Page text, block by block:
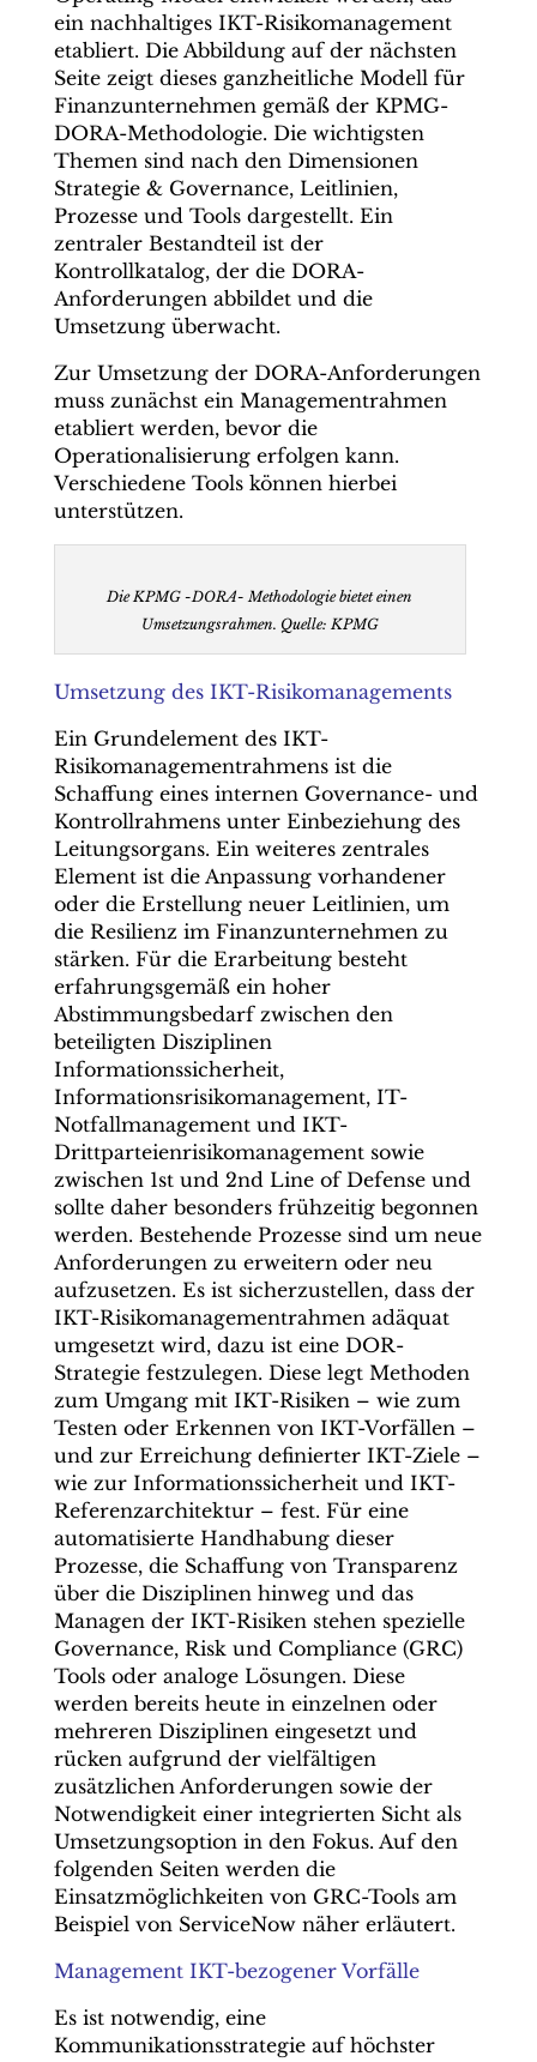
ein nachhaltiges IKT-Risikomanagement
etabliert. Die Abbildung auf der nächsten
Seite zeigt dieses ganzheitliche Modell für
Finanzunternehmen gemäß der KPMG-
DORA-Methodologie. Die wichtigsten
Themen sind nach den Dimensionen
Strategie & Governance, Leitlinien,
Prozesse und Tools dargestellt. Ein
zentraler Bestandteil ist der
Kontrollkatalog, der die DORA-
Anforderungen abbildet und die
Umsetzung überwacht.
Zur Umsetzung der DORA-Anforderungen
muss zunächst ein Managementrahmen
etabliert werden, bevor die
Operationalisierung erfolgen kann.
Verschiedene Tools können hierbei
unterstützen.
Die KPMG -DORA- Methodologie bietet einen
Umsetzungsrahmen. Quelle: KPMG
Umsetzung des IKT-Risikomanagements
Ein Grundelement des IKT-
Risikomanagementrahmens ist die
Schaffung eines internen Governance- und
Kontrollrahmens unter Einbeziehung des
Leitungsorgans. Ein weiteres zentrales
Element ist die Anpassung vorhandener
oder die Erstellung neuer Leitlinien, um
die Resilienz im Finanzunternehmen zu
stärken. Für die Erarbeitung besteht
erfahrungsgemäß ein hoher
Abstimmungsbedarf zwischen den
beteiligten Disziplinen
Informationssicherheit,
Informationsrisikomanagement, IT-
Notfallmanagement und IKT-
Drittparteienrisikomanagement sowie
zwischen 1st und 2nd Line of Defense und
sollte daher besonders frühzeitig begonnen
werden. Bestehende Prozesse sind um neue
Anforderungen zu erweitern oder neu
aufzusetzen. Es ist sicherzustellen, dass der
IKT-Risikomanagementrahmen adäquat
umgesetzt wird, dazu ist eine DOR-
Strategie festzulegen. Diese legt Methoden
zum Umgang mit IKT-Risiken – wie zum
Testen oder Erkennen von IKT-Vorfällen –
und zur Erreichung definierter IKT-Ziele –
wie zur Informationssicherheit und IKT-
Referenzarchitektur – fest. Für eine
automatisierte Handhabung dieser
Prozesse, die Schaffung von Transparenz
über die Disziplinen hinweg und das
Managen der IKT-Risiken stehen spezielle
Governance, Risk und Compliance (GRC)
Tools oder analoge Lösungen. Diese
werden bereits heute in einzelnen oder
mehreren Disziplinen eingesetzt und
rücken aufgrund der vielfältigen
zusätzlichen Anforderungen sowie der
Notwendigkeit einer integrierten Sicht als
Umsetzungsoption in den Fokus. Auf den
folgenden Seiten werden die
Einsatzmöglichkeiten von GRC-Tools am
Beispiel von ServiceNow näher erläutert.
Management IKT-bezogener Vorfälle
Es ist notwendig, eine
Kommunikationsstrategie auf höchster